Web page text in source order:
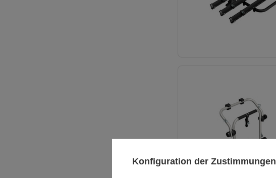
Konfiguration der Zustimmungen